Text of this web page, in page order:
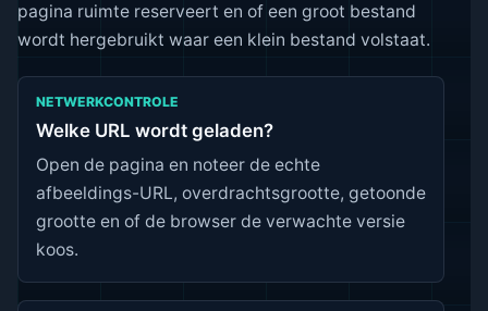
pagina ruimte reserveert en of een groot bestand
wordt hergebruikt waar een klein bestand volstaat.
NETWERKCONTROLE
Welke URL wordt geladen?
Open de pagina en noteer de echte
afbeeldings-URL, overdrachtsgrootte, getoonde
grootte en of de browser de verwachte versie
koos.